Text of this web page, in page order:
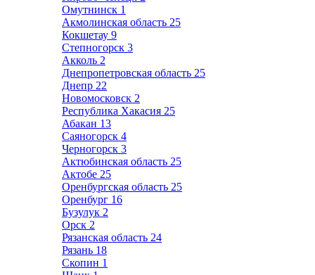
Омутнинск 1
Акмолинская область 25
Кокшетау 9
Степногорск 3
Акколь 2
Днепропетровская область 25
Днепр 22
Новомосковск 2
Республика Хакасия 25
Абакан 13
Саяногорск 4
Черногорск 3
Актюбинская область 25
Актобе 25
Оренбургская область 25
Оренбург 16
Бузулук 2
Орск 2
Рязанская область 24
Рязань 18
Скопин 1